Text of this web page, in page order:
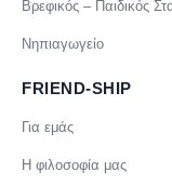
Βρεφικός – Παιδικός
Νηπιαγωγείο
FRIEND-SHIP
Για εμάς
Η φιλοσοφία μας